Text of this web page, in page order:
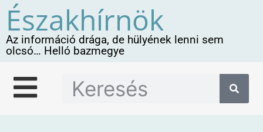
Északhírnök
Az információ drága, de hülyének lenni sem
olcsó… Helló bazmegye